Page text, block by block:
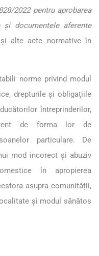
2022 pentru aprobarea
și documentele aferente
și alte acte normative în
norme privind modul
drepturile și obligațiile
întreprinderilor,
de forma lor de
particulare. De
mod incorect și abuziv
în apropierea
asupra comunității,
și modul sănătos